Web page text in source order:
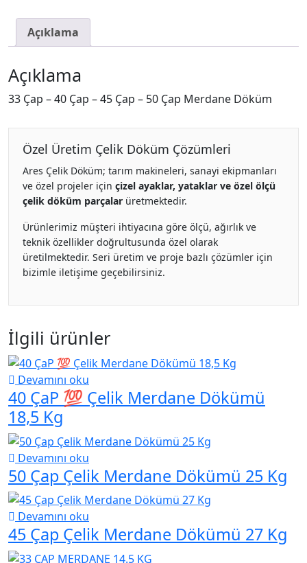
Açıklama
Açıklama
33 Çap – 40 Çap – 45 Çap – 50 Çap Merdane Döküm
Özel Üretim Çelik Döküm Çözümleri
Ares Çelik Döküm; tarım makineleri, sanayi ekipmanları
ve özel projeler için çizel ayaklar, yataklar ve özel ölçü
çelik döküm parçalar üretmektedir.
Ürünlerimiz müşteri ihtiyacına göre ölçü, ağırlık ve
teknik özellikler doğrultusunda özel olarak
üretilmektedir. Seri üretim ve proje bazlı çözümler için
bizimle iletişime geçebilirsiniz.
İlgili ürünler
Devamını oku
40 ÇaP 💯 Çelik Merdane Dökümü
18,5 Kg
Devamını oku
50 Çap Çelik Merdane Dökümü 25 Kg
Devamını oku
45 Çap Çelik Merdane Dökümü 27 Kg